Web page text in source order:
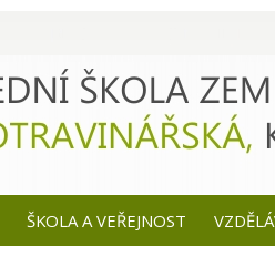
ŠKOLA A VEŘEJNOST